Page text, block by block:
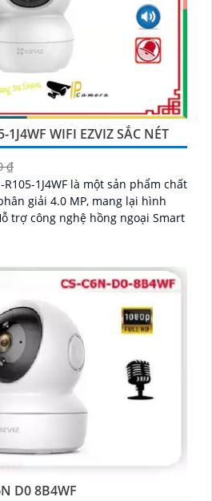
1J4WF WIFI EZVIZ SẮC NÉT
₫
1J4WF là một sản phẩm chất
giải 4.0 MP, mang lại hình
D0 8B4WF